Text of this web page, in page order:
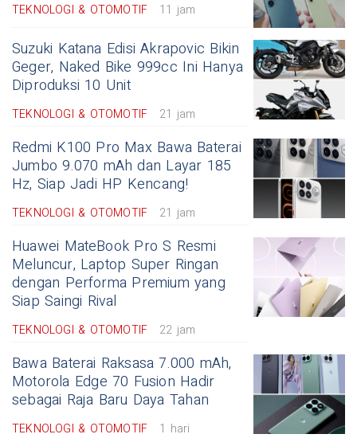
TEKNOLOGI & OTOMOTIF 11 jam
Suzuki Katana Edisi Akrapovic Bikin
Geger, Naked Bike 999cc Ini Hanya
Diproduksi 10 Unit
TEKNOLOGI & OTOMOTIF 21 jam
Redmi K100 Pro Max Bawa Baterai
Jumbo 9.070 mAh dan Layar 185
Hz, Siap Jadi HP Kencang!
TEKNOLOGI & OTOMOTIF 21 jam
Huawei MateBook Pro S Resmi
Meluncur, Laptop Super Ringan
dengan Performa Premium yang
Siap Saingi Rival
TEKNOLOGI & OTOMOTIF 22 jam
Bawa Baterai Raksasa 7.000 mAh,
Motorola Edge 70 Fusion Hadir
sebagai Raja Baru Daya Tahan
TEKNOLOGI & OTOMOTIF 1 hari